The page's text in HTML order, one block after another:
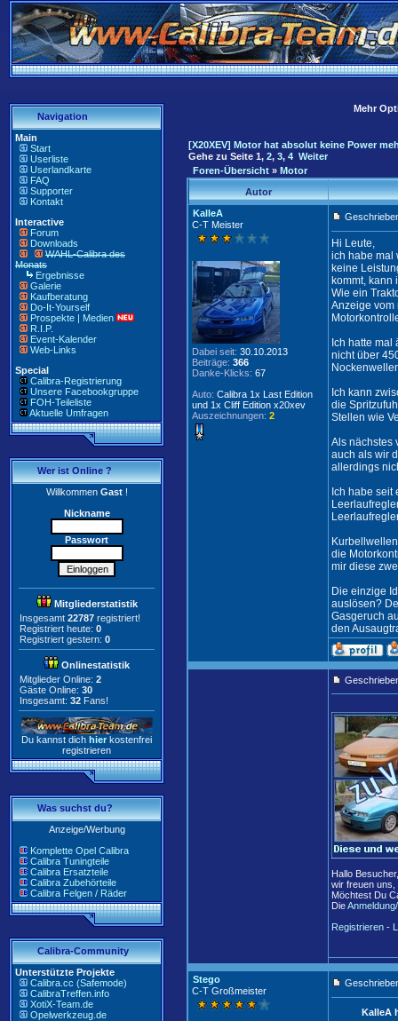
Navigation
Main
Start
Userliste
Userlandkarte
FAQ
Supporter
Kontakt
Interactive
Forum
Downloads
WAHL-Calibra des
Monats
Ergebnisse
Galerie
Kaufberatung
Do-It-Yourself
Prospekte | Medien
R.I.P.
Event-Kalender
Web-Links
Special
Calibra-Registrierung
Unsere Facebookgruppe
FOH-Teileliste
Aktuelle Umfragen
Wer ist Online ?
WillkommenGast!
Nickname
Passwort
Mitgliederstatistik
Insgesamt 22787 registriert!
Registriert heute: 0
Registriert gestern: 0
Onlinestatistik
Mitglieder Online: 2
Gäste Online: 30
Insgesamt: 32 Fans!
Du kannst dich hier kostenfrei
registrieren
Was suchst du?
Anzeige/Werbung
Komplette Opel Calibra
Calibra Tuningteile
Calibra Ersatzteile
Calibra Zubehörteile
Calibra Felgen / Räder
Calibra-Community
Unterstützte Projekte
Calibra.cc (Safemode)
CalibraTreffen.info
XotiX-Team.de
Opelwerkzeug.de
Mehr
[X20XEV] Motor hat absolut keine Power
Gehe zu Seite 1, 2, 3, 4 Weiter
Foren-Übersicht » Motor
Autor
KalleA
C-T Meister
Dabei seit: 30.10.2013
Beiträge: 366
Danke-Klicks: 67
Auto: Calibra 1x Last Edition
und 1x Cliff Edition x20xev
Auszeichnungen: 2
Hi Leute,
ich habe mal
keine
kommt, kann
Wie ein
Anzeige vom
Ich hatte
nicht über
Ich kann
die
Stellen wie
Als nächstes
auch als wir
allerdings
Ich habe
die
mir diese
Die einzige
auslösen?
Gasgeruch
den
Hallo Besucher,
wir freuen
Möchtest Du
Die
Registrieren -
Stego
C-T Großmeister
KalleA